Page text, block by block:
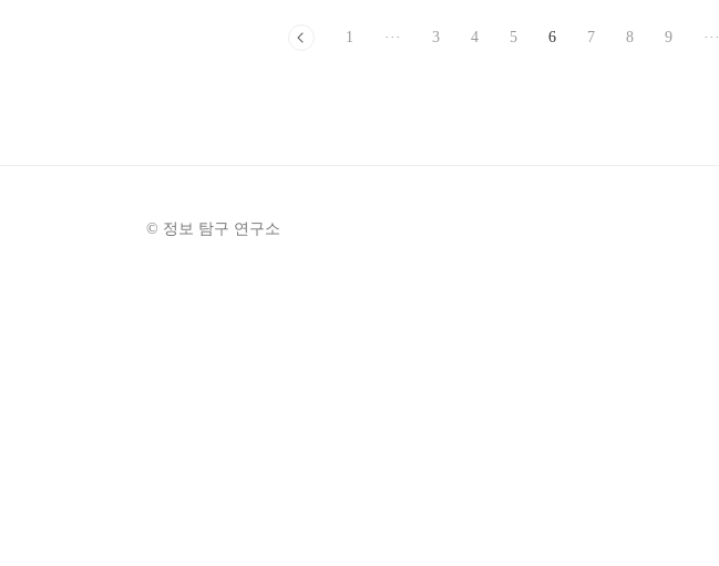
다. 따라서 밀폐된 공간이나 사람 많은 곳에서는 더욱 주의해야 합니다. 마스크 착용
1 ··· 3 4 5 6 7 8 9 ···
© 정보 탐구 연구소